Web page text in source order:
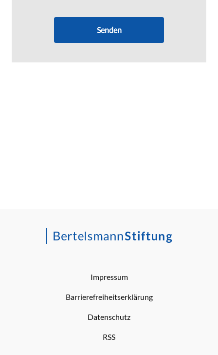
Senden
Impressum
Barrierefreiheitserklärung
Datenschutz
RSS